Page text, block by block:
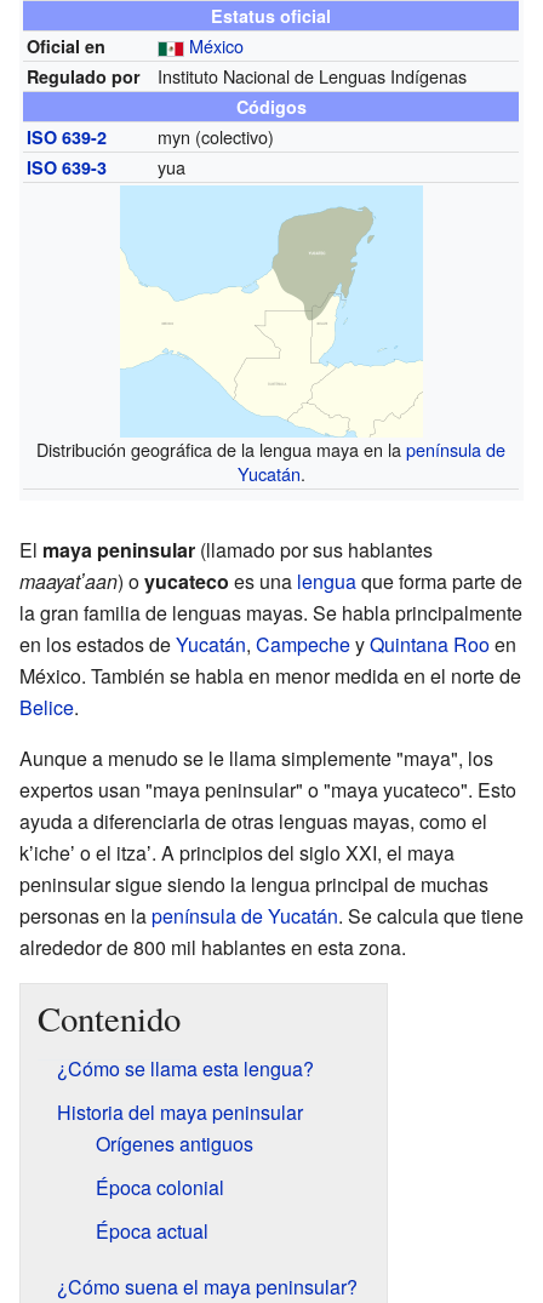
Estatus oficial
Oficial en
México
Regulado por Instituto Nacional de Lenguas Indígenas
Códigos
ISO 639-2
myn (colectivo)
ISO 639-3 yua
Distribución geográfica de la lengua maya en lapenínsula de
Yucatán.
El maya peninsular (llamado por sus hablantes
maayatʼaan) oyucateco es una lenguaque forma parte de
la gran familia de lenguas mayas. Se habla principalmente
en los estados deYucatán, CampecheyQuintana Rooen
México. También se habla en menor medida en el norte de
Belice.
Aunque a menudo se le llama simplemente "maya", los
expertos usan "maya peninsular" o "maya yucateco". Esto
ayuda a diferenciarla de otras lenguas mayas, como el
kʼicheʼ o el itzaʼ. A principios del siglo XXI, el maya
peninsular sigue siendo la lengua principal de muchas
personas en lapenínsula de Yucatán. Se calcula que tiene
alrededor de 800 mil hablantes en esta zona.
Contenido
¿Cómo se llama esta lengua?
Historia del maya peninsular
Orígenes antiguos
Época colonial
Época actual
¿Cómo suena el maya peninsular?